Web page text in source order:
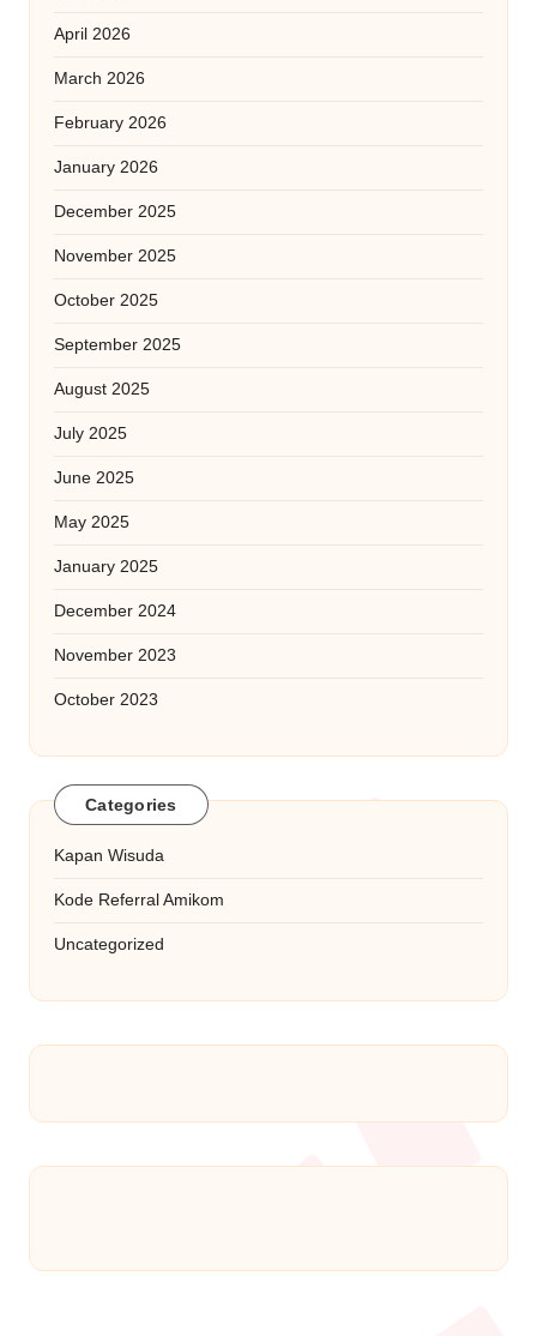
April 2026
March 2026
February 2026
January 2026
December 2025
November 2025
October 2025
September 2025
August 2025
July 2025
June 2025
May 2025
January 2025
December 2024
November 2023
October 2023
Categories
Kapan Wisuda
Kode Referral Amikom
Uncategorized